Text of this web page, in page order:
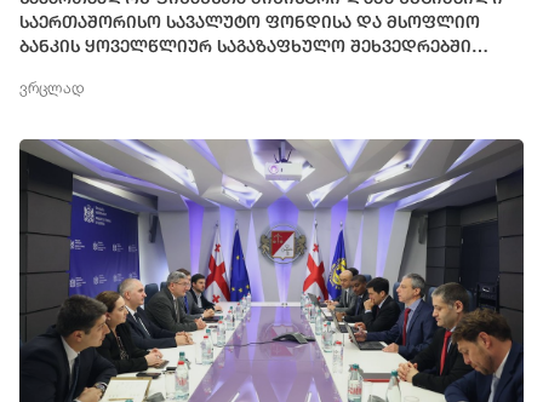
საერთაშორისო სავალუტო ფონდისა და მსოფლიო
ბანკის ყოველწლიურ საგაზაფხულო შეხვედრებში
ვრცლად